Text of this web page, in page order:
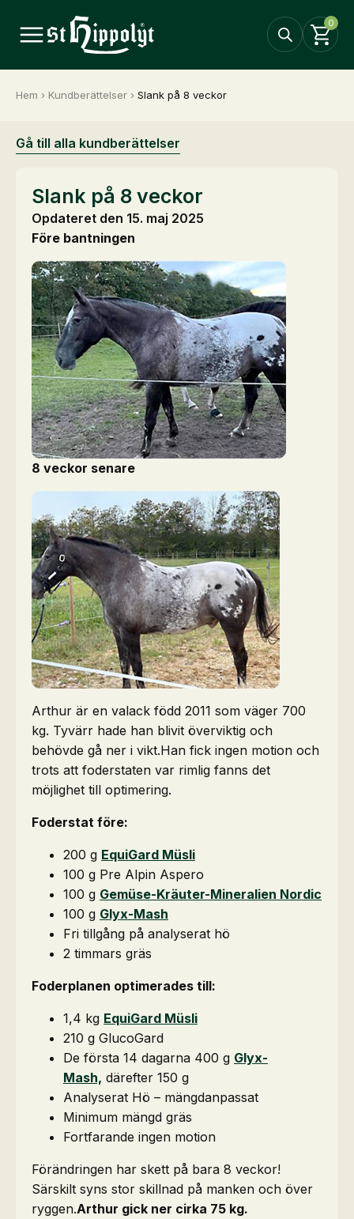
0
Hem › Kundberättelser › Slank på 8 veckor
Gå till alla kundberättelser
Slank på 8 veckor
Opdateret den 15. maj 2025
Före bantningen
8 veckor senare
Arthur är en valack född 2011 som väger 700
kg. Tyvärr hade han blivit överviktig och
behövde gå ner i vikt.Han fick ingen motion och
trots att foderstaten var rimlig fanns det
möjlighet till optimering.
Foderstat före:
200 g EquiGard Müsli
100 g Pre Alpin Aspero
100 g Gemüse-Kräuter-Mineralien Nordic
100 g Glyx-Mash
Fri tillgång på analyserat hö
2 timmars gräs
Foderplanen optimerades till:
1,4 kg EquiGard Müsli
210 g GlucoGard
De första 14 dagarna 400 g Glyx-
Mash, därefter 150 g
Analyserat Hö – mängdanpassat
Minimum mängd gräs
Fortfarande ingen motion
Förändringen har skett på bara 8 veckor!
Särskilt syns stor skillnad på manken och över
ryggen.Arthur gick ner cirka 75 kg.